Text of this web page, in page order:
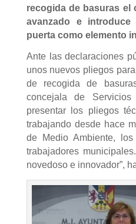
recogida de basuras el
avanzado e
puerta como elemento
Ante las declaraciones
unos nuevos pliegos
de recogida de
concejala de
presentar los pliegos
trabajando desde hace
de Medio Ambiente,
trabajadores
novedoso e innovador”,